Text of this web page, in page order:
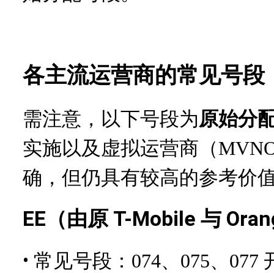
各主流运营商的常见号段
需注意，以下号段为原始分
实施以及虚拟运营商（
确，但仍具有较高的参考价
EE（由原 T-Mobile 与
• 常见号段：074、075、077